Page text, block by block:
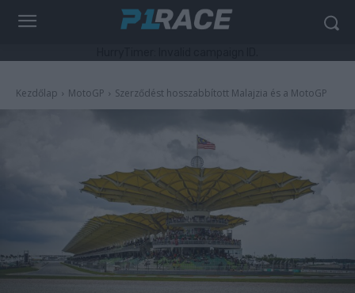
Kezdőlap MotoGP Szerződést hosszabbított Malajzia és a MotoGP